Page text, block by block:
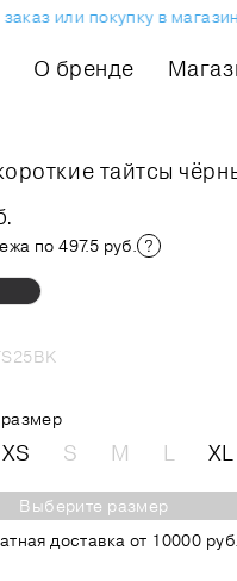
или покупку в магазине
О бренде
тайтсы
по 497.5 руб.
XS S M L XL
Выберите размер
доставка от 10000 руб.